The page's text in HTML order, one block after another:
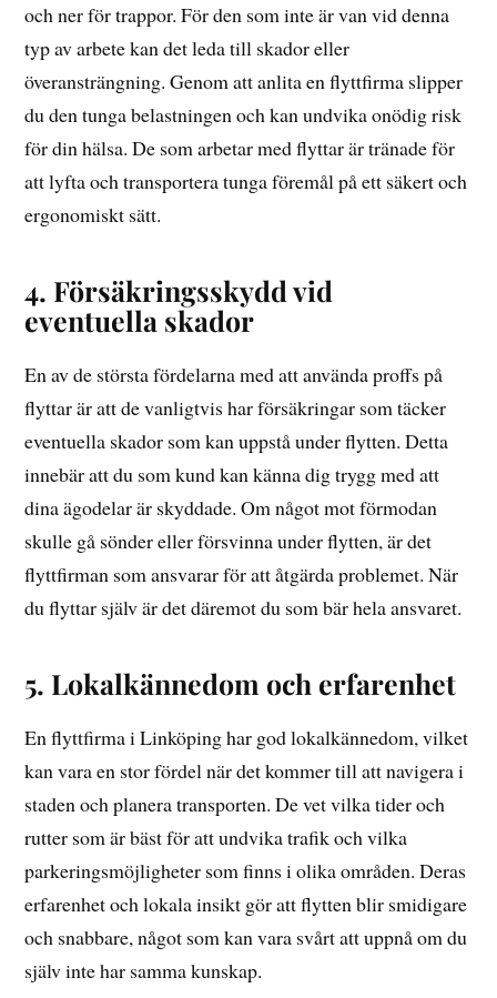
och ner för trappor. För den som inte är van vid denna
typ av arbete kan det leda till skador eller
överansträngning. Genom att anlita en flyttfirma slipper
du den tunga belastningen och kan undvika onödig risk
för din hälsa. De som arbetar med flyttar är tränade för
att lyfta och transportera tunga föremål på ett säkert och
ergonomiskt sätt.
4. Försäkringsskydd vid
eventuella skador
En av de största fördelarna med att använda proffs på
flyttar är att de vanligtvis har försäkringar som täcker
eventuella skador som kan uppstå under flytten. Detta
innebär att du som kund kan känna dig trygg med att
dina ägodelar är skyddade. Om något mot förmodan
skulle gå sönder eller försvinna under flytten, är det
flyttfirman som ansvarar för att åtgärda problemet. När
du flyttar själv är det däremot du som bär hela ansvaret.
5. Lokalkännedom och erfarenhet
En flyttfirma i Linköping har god lokalkännedom, vilket
kan vara en stor fördel när det kommer till att navigera i
staden och planera transporten. De vet vilka tider och
rutter som är bäst för att undvika trafik och vilka
parkeringsmöjligheter som finns i olika områden. Deras
erfarenhet och lokala insikt gör att flytten blir smidigare
och snabbare, något som kan vara svårt att uppnå om du
själv inte har samma kunskap.